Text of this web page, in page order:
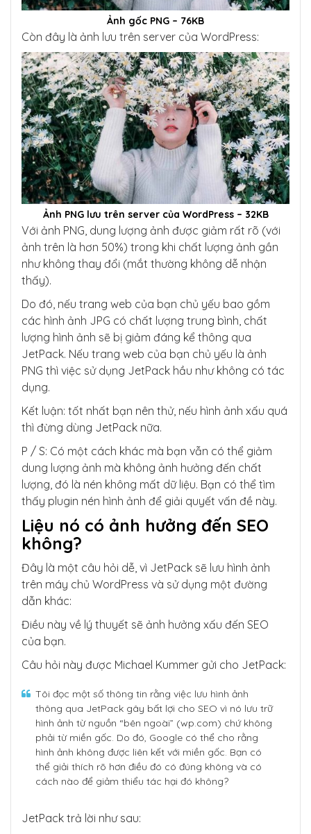
Ảnh gốc PNG – 76KB
Còn đây là ảnh lưu trên server của WordPress:
Ảnh PNG lưu trên server của WordPress – 32KB
Với ảnh PNG, dung lượng ảnh được giảm rất rõ (với
ảnh trên là hơn 50%) trong khi chất lượng ảnh gần
như không thay đổi (mắt thường không dễ nhận
thấy).
Do đó, nếu trang web của bạn chủ yếu bao gồm
các hình ảnh JPG có chất lượng trung bình, chất
lượng hình ảnh sẽ bị giảm đáng kể thông qua
JetPack. Nếu trang web của bạn chủ yếu là ảnh
PNG thì việc sử dụng JetPack hầu như không có tác
dụng.
Kết luận: tốt nhất bạn nên thử, nếu hình ảnh xấu quá
thì đừng dùng JetPack nữa.
P / S: Có một cách khác mà bạn vẫn có thể giảm
dung lượng ảnh mà không ảnh hưởng đến chất
lượng, đó là nén không mất dữ liệu. Bạn có thể tìm
thấy plugin nén hình ảnh để giải quyết vấn đề này.
Liệu nó có ảnh hưởng đến SEO
không?
Đây là một câu hỏi dễ, vì JetPack sẽ lưu hình ảnh
trên máy chủ WordPress và sử dụng một đường
dẫn khác:
Điều này về lý thuyết sẽ ảnh hưởng xấu đến SEO
của bạn.
Câu hỏi này được Michael Kummer gửi cho JetPack:
Tôi đọc một số thông tin rằng việc lưu hình ảnh
thông qua JetPack gây bất lợi cho SEO vì nó lưu trữ
hình ảnh từ nguồn “bên ngoài” (wp.com) chứ không
phải từ miền gốc. Do đó, Google có thể cho rằng
hình ảnh không được liên kết với miền gốc. Bạn có
thể giải thích rõ hơn điều đó có đúng không và có
cách nào để giảm thiểu tác hại đó không?
JetPack trả lời như sau: